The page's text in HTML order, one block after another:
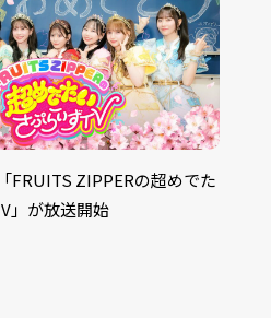
FRUITS ZIPPERの超めでた
」が放送開始